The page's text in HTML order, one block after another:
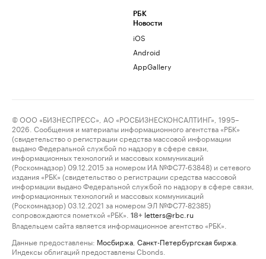
РБК
Новости
iOS
Android
AppGallery
© ООО «БИЗНЕСПРЕСС», АО «РОСБИЗНЕСКОНСАЛТИНГ», 1995–
2026. Сообщения и материалы информационного агентства «РБК»
(свидетельство о регистрации средства массовой информации
выдано Федеральной службой по надзору в сфере связи,
информационных технологий и массовых коммуникаций
(Роскомнадзор) 09.12.2015 за номером ИА №ФС77-63848) и сетевого
издания «РБК» (свидетельство о регистрации средства массовой
информации выдано Федеральной службой по надзору в сфере связи,
информационных технологий и массовых коммуникаций
(Роскомнадзор) 03.12.2021 за номером ЭЛ №ФС77-82385)
сопровождаются пометкой «РБК».
18+ letters@rbc.ru
Владельцем сайта является информационное агентство «РБК».
Данные предоставлены: Мосбиржа Санкт-Петербургская биржа
Индексы облигаций предоставлены Cbonds.